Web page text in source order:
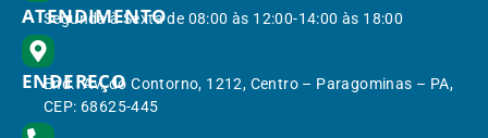
ATENDIMENTO
Segunda à Sexta de 08:00 às 12:00-14:00 às 18:00
ENDEREÇO
End.: Av. do Contorno, 1212, Centro – Paragominas – PA,
CEP: 68625-445